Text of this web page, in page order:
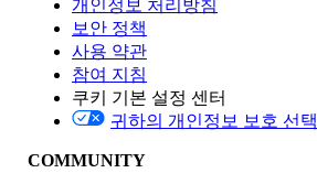
개인정보 처리방침
보안 정책
사용 약관
참여 지침
쿠키 기본 설정 센터
귀하의 개인정보 보호 선택
COMMUNITY